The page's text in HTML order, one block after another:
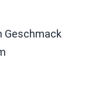
Geschmack